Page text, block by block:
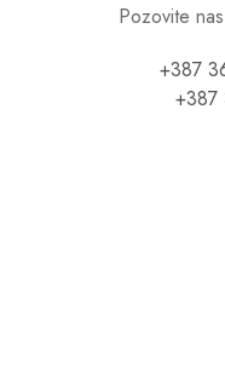
Pozovite
+387
+387